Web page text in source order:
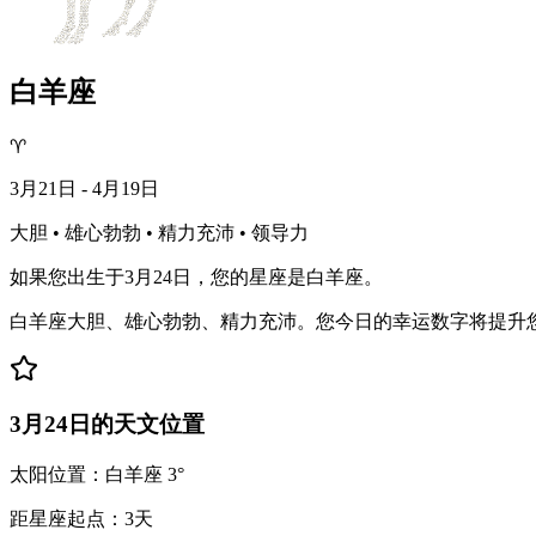
白羊座
♈
3月21日 - 4月19日
大胆 • 雄心勃勃 • 精力充沛 • 领导力
如果您出生于3月24日，您的星座是白羊座。
白羊座大胆、雄心勃勃、精力充沛。您今日的幸运数字将提升
3月24日的天文位置
太阳位置：白羊座 3°
距星座起点：3天